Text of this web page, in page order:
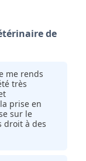
de
me rends
très
prise en
sur le
droit à des